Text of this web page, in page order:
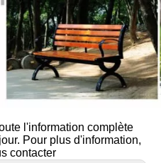
l'information complète
Pour plus d'information,
contacter